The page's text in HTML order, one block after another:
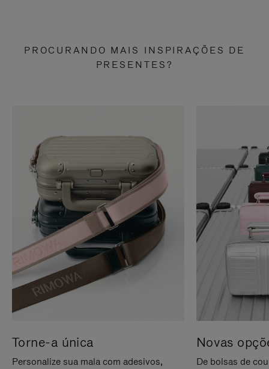
PROCURANDO MAIS INSPIRAÇÕES DE
PRESENTES?
Torne-a única
Personalize sua mala com adesivos,
Novas
De bolsas de